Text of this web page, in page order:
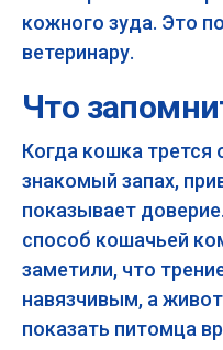
кожного зуда. Это
ветеринару.
Что
Когда кошка трется
знакомый запах,
показывает
способ кошачьей
заметили, что
навязчивым, а
показать питомца